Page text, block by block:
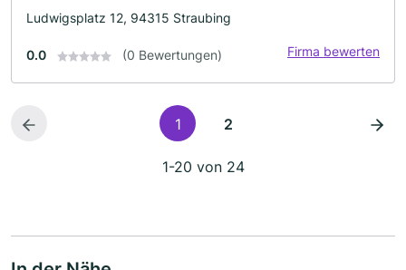
Ludwigsplatz 12, 94315 Straubing
0.0 (0 Bewertungen) Firma bewerten
1 2
1-20 von 24